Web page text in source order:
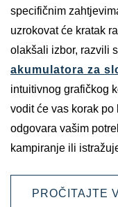
specifičnim
uzrokovat će kratak
olakšali izbor, razvili
akumulatora za
intuitivnog grafičkog
vodit će vas korak
odgovara vašim
kampiranje ili
PROČITAJTE